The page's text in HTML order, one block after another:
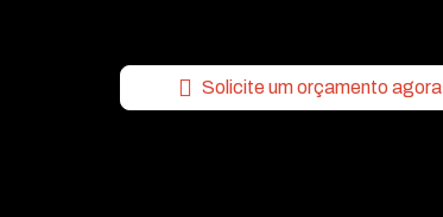
Solicite um orçamento agora